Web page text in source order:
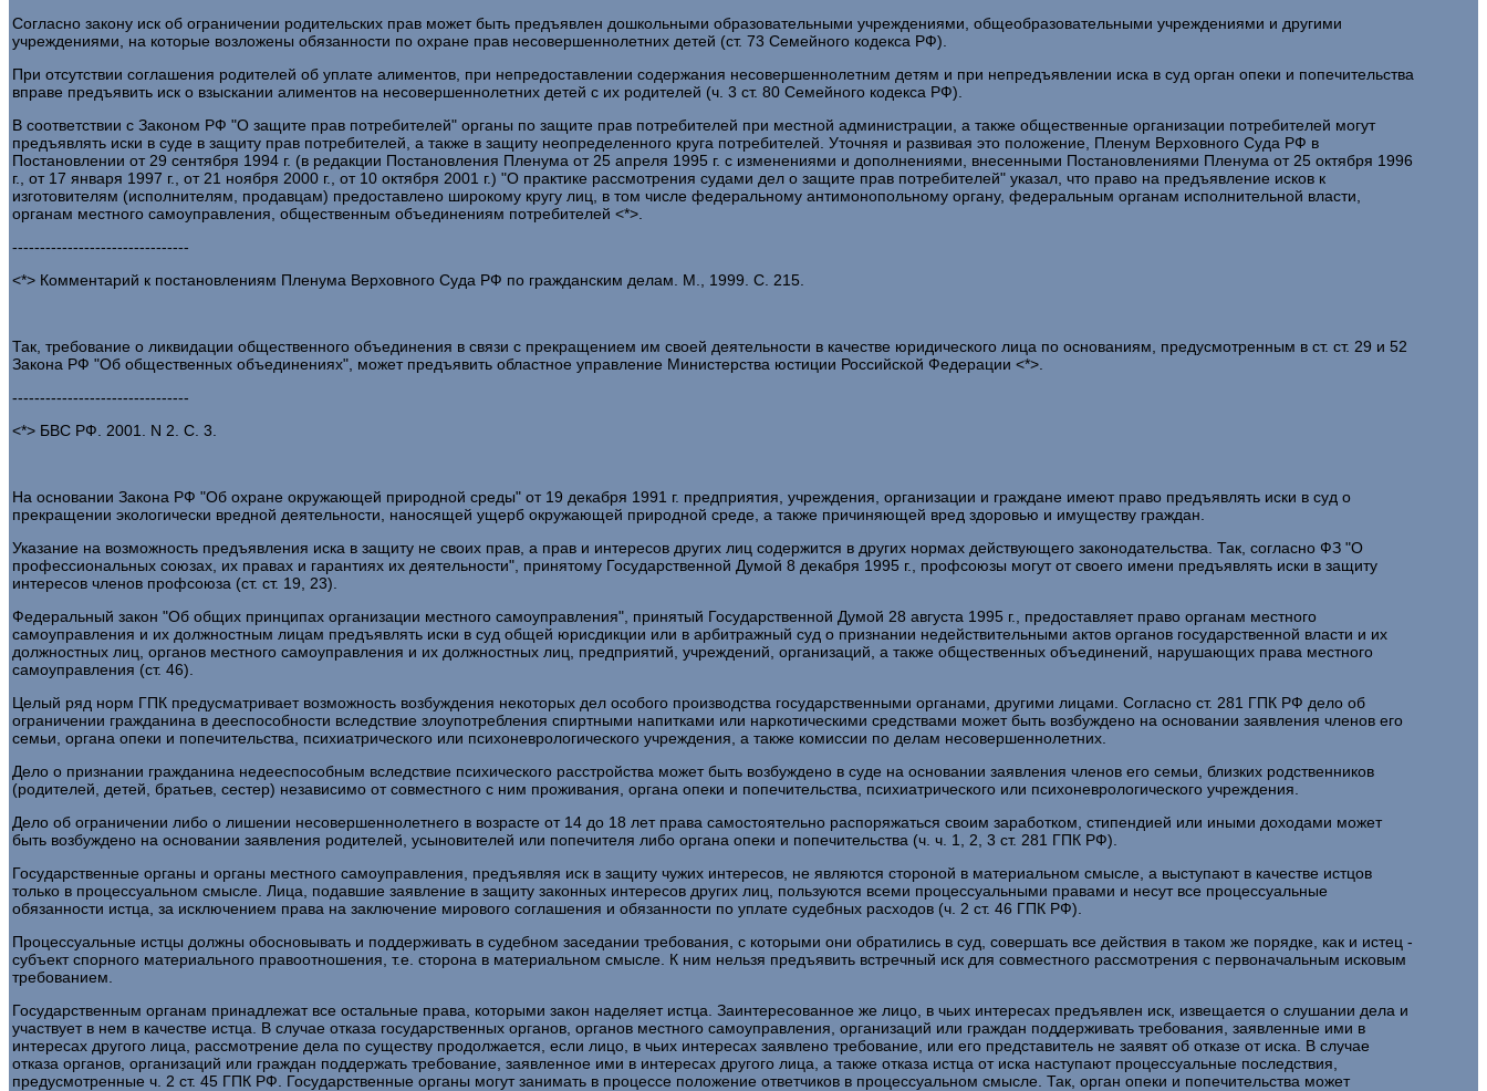
Согласно закону иск об ограничении родительских прав может быть предъявлен дошкольными образовательными учреждениями, общеобразовательными учреждениями и другими
учреждениями, на которые возложены обязанности по охране прав несовершеннолетних детей (ст. 73 Семейного кодекса РФ).
При отсутствии соглашения родителей об уплате алиментов, при непредоставлении содержания несовершеннолетним детям и при непредъявлении иска в суд орган опеки и попечительства
вправе предъявить иск о взыскании алиментов на несовершеннолетних детей с их родителей (ч. 3 ст. 80 Семейного кодекса РФ).
В соответствии с Законом РФ "О защите прав потребителей" органы по защите прав потребителей при местной администрации, а также общественные организации потребителей могут
предъявлять иски в суде в защиту прав потребителей, а также в защиту неопределенного круга потребителей. Уточняя и развивая это положение, Пленум Верховного Суда РФ в
Постановлении от 29 сентября 1994 г. (в редакции Постановления Пленума от 25 апреля 1995 г. с изменениями и дополнениями, внесенными Постановлениями Пленума от 25 октября 1996
г., от 17 января 1997 г., от 21 ноября 2000 г., от 10 октября 2001 г.) "О практике рассмотрения судами дел о защите прав потребителей" указал, что право на предъявление исков к
изготовителям (исполнителям, продавцам) предоставлено широкому кругу лиц, в том числе федеральному антимонопольному органу, федеральным органам исполнительной власти,
органам местного самоуправления, общественным объединениям потребителей <*>.
--------------------------------
<*> Комментарий к постановлениям Пленума Верховного Суда РФ по гражданским делам. М., 1999. С. 215.
Так, требование о ликвидации общественного объединения в связи с прекращением им своей деятельности в качестве юридического лица по основаниям, предусмотренным в ст. ст. 29 и 52
Закона РФ "Об общественных объединениях", может предъявить областное управление Министерства юстиции Российской Федерации <*>.
--------------------------------
<*> БВС РФ. 2001. N 2. С. 3.
На основании Закона РФ "Об охране окружающей природной среды" от 19 декабря 1991 г. предприятия, учреждения, организации и граждане имеют право предъявлять иски в суд о
прекращении экологически вредной деятельности, наносящей ущерб окружающей природной среде, а также причиняющей вред здоровью и имуществу граждан.
Указание на возможность предъявления иска в защиту не своих прав, а прав и интересов других лиц содержится в других нормах действующего законодательства. Так, согласно ФЗ "О
профессиональных союзах, их правах и гарантиях их деятельности", принятому Государственной Думой 8 декабря 1995 г., профсоюзы могут от своего имени предъявлять иски в защиту
интересов членов профсоюза (ст. ст. 19, 23).
Федеральный закон "Об общих принципах организации местного самоуправления", принятый Государственной Думой 28 августа 1995 г., предоставляет право органам местного
самоуправления и их должностным лицам предъявлять иски в суд общей юрисдикции или в арбитражный суд о признании недействительными актов органов государственной власти и их
должностных лиц, органов местного самоуправления и их должностных лиц, предприятий, учреждений, организаций, а также общественных объединений, нарушающих права местного
самоуправления (ст. 46).
Целый ряд норм ГПК предусматривает возможность возбуждения некоторых дел особого производства государственными органами, другими лицами. Согласно ст. 281 ГПК РФ дело об
ограничении гражданина в дееспособности вследствие злоупотребления спиртными напитками или наркотическими средствами может быть возбуждено на основании заявления членов его
семьи, органа опеки и попечительства, психиатрического или психоневрологического учреждения, а также комиссии по делам несовершеннолетних.
Дело о признании гражданина недееспособным вследствие психического расстройства может быть возбуждено в суде на основании заявления членов его семьи, близких родственников
(родителей, детей, братьев, сестер) независимо от совместного с ним проживания, органа опеки и попечительства, психиатрического или психоневрологического учреждения.
Дело об ограничении либо о лишении несовершеннолетнего в возрасте от 14 до 18 лет права самостоятельно распоряжаться своим заработком, стипендией или иными доходами может
быть возбуждено на основании заявления родителей, усыновителей или попечителя либо органа опеки и попечительства (ч. ч. 1, 2, 3 ст. 281 ГПК РФ).
Государственные органы и органы местного самоуправления, предъявляя иск в защиту чужих интересов, не являются стороной в материальном смысле, а выступают в качестве истцов
только в процессуальном смысле. Лица, подавшие заявление в защиту законных интересов других лиц, пользуются всеми процессуальными правами и несут все процессуальные
обязанности истца, за исключением права на заключение мирового соглашения и обязанности по уплате судебных расходов (ч. 2 ст. 46 ГПК РФ).
Процессуальные истцы должны обосновывать и поддерживать в судебном заседании требования, с которыми они обратились в суд, совершать все действия в таком же порядке, как и истец -
субъект спорного материального правоотношения, т.е. сторона в материальном смысле. К ним нельзя предъявить встречный иск для совместного рассмотрения с первоначальным исковым
требованием.
Государственным органам принадлежат все остальные права, которыми закон наделяет истца. Заинтересованное же лицо, в чьих интересах предъявлен иск, извещается о слушании дела и
участвует в нем в качестве истца. В случае отказа государственных органов, органов местного самоуправления, организаций или граждан поддерживать требования, заявленные ими в
интересах другого лица, рассмотрение дела по существу продолжается, если лицо, в чьих интересах заявлено требование, или его представитель не заявят об отказе от иска. В случае
отказа органов, организаций или граждан поддержать требование, заявленное ими в интересах другого лица, а также отказа истца от иска наступают процессуальные последствия,
предусмотренные ч. 2 ст. 45 ГПК РФ. Государственные органы могут занимать в процессе положение ответчиков в процессуальном смысле. Так, орган опеки и попечительства может